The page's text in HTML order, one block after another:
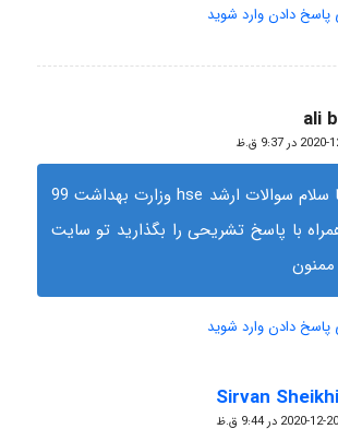
پاسخ دادن وارد شوید
ali
در 9:37 ق.ظ
با سلام سوالات ارشد hse وزارت بهداشت 99
با پاسخ تشریحی را بگذارید تو سایت
پاسخ دادن وارد شوید
Sirvan Sheikhi
گفته:
2020-12-20 در 9:44 ق.ظ